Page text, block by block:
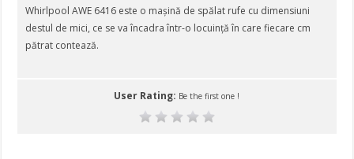
Whirlpool AWE 6416 este o mașină de spălat rufe cu dimensiuni
destul de mici, ce se va încadra într-o locuință în care fiecare cm
pătrat contează.
User Rating: Be the first one !